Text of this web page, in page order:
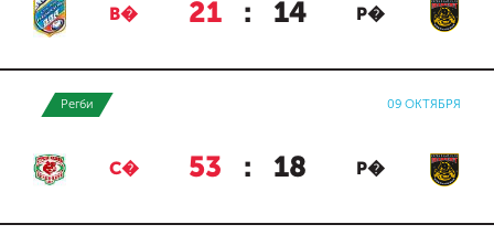
В� 21 : 14 Р�
Регби 09 ОКТЯБРЯ
С� 53 : 18 Р�